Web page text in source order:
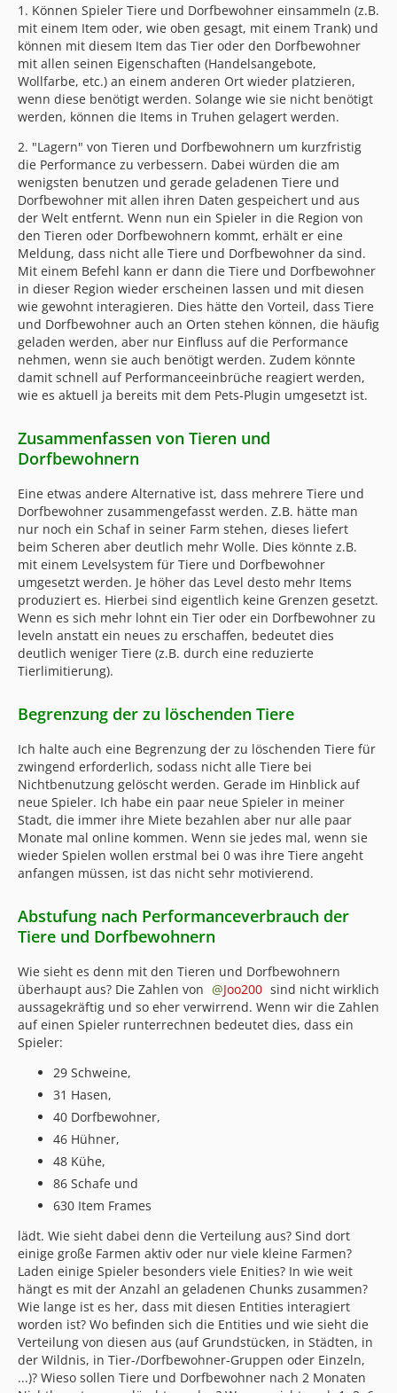
1. Können Spieler Tiere und Dorfbewohner einsammeln (z.B.
mit einem Item oder, wie oben gesagt, mit einem Trank) und
können mit diesem Item das Tier oder den Dorfbewohner
mit allen seinen Eigenschaften (Handelsangebote,
Wollfarbe, etc.) an einem anderen Ort wieder platzieren,
wenn diese benötigt werden. Solange wie sie nicht benötigt
werden, können die Items in Truhen gelagert werden.
2. "Lagern" von Tieren und Dorfbewohnern um kurzfristig
die Performance zu verbessern. Dabei würden die am
wenigsten benutzen und gerade geladenen Tiere und
Dorfbewohner mit allen ihren Daten gespeichert und aus
der Welt entfernt. Wenn nun ein Spieler in die Region von
den Tieren oder Dorfbewohnern kommt, erhält er eine
Meldung, dass nicht alle Tiere und Dorfbewohner da sind.
Mit einem Befehl kann er dann die Tiere und Dorfbewohner
in dieser Region wieder erscheinen lassen und mit diesen
wie gewohnt interagieren. Dies hätte den Vorteil, dass Tiere
und Dorfbewohner auch an Orten stehen können, die häufig
geladen werden, aber nur Einfluss auf die Performance
nehmen, wenn sie auch benötigt werden. Zudem könnte
damit schnell auf Performanceeinbrüche reagiert werden,
wie es aktuell ja bereits mit dem Pets-Plugin umgesetzt ist.
Zusammenfassen von Tieren und
Dorfbewohnern
Eine etwas andere Alternative ist, dass mehrere Tiere und
Dorfbewohner zusammengefasst werden. Z.B. hätte man
nur noch ein Schaf in seiner Farm stehen, dieses liefert
beim Scheren aber deutlich mehr Wolle. Dies könnte z.B.
mit einem Levelsystem für Tiere und Dorfbewohner
umgesetzt werden. Je höher das Level desto mehr Items
produziert es. Hierbei sind eigentlich keine Grenzen gesetzt.
Wenn es sich mehr lohnt ein Tier oder ein Dorfbewohner zu
leveln anstatt ein neues zu erschaffen, bedeutet dies
deutlich weniger Tiere (z.B. durch eine reduzierte
Tierlimitierung).
Begrenzung der zu löschenden Tiere
Ich halte auch eine Begrenzung der zu löschenden Tiere für
zwingend erforderlich, sodass nicht alle Tiere bei
Nichtbenutzung gelöscht werden. Gerade im Hinblick auf
neue Spieler. Ich habe ein paar neue Spieler in meiner
Stadt, die immer ihre Miete bezahlen aber nur alle paar
Monate mal online kommen. Wenn sie jedes mal, wenn sie
wieder Spielen wollen erstmal bei 0 was ihre Tiere angeht
anfangen müssen, ist das nicht sehr motivierend.
Abstufung nach Performanceverbrauch der
Tiere und Dorfbewohnern
Wie sieht es denn mit den Tieren und Dorfbewohnern
überhaupt aus? Die Zahlen von
Joo200 sind nicht wirklich
aussagekräftig und so eher verwirrend. Wenn wir die Zahlen
auf einen Spieler runterrechnen bedeutet dies, dass ein
Spieler:
29 Schweine,
31 Hasen,
40 Dorfbewohner,
46 Hühner,
48 Kühe,
86 Schafe und
630 Item Frames
lädt. Wie sieht dabei denn die Verteilung aus? Sind dort
einige große Farmen aktiv oder nur viele kleine Farmen?
Laden einige Spieler besonders viele Enities? In wie weit
hängt es mit der Anzahl an geladenen Chunks zusammen?
Wie lange ist es her, dass mit diesen Entities interagiert
worden ist? Wo befinden sich die Entities und wie sieht die
Verteilung von diesen aus (auf Grundstücken, in Städten, in
der Wildnis, in Tier-/Dorfbewohner-Gruppen oder Einzeln,
...)? Wieso sollen Tiere und Dorfbewohner nach 2 Monaten